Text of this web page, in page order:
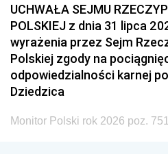
UCHWAŁA SEJMU
POLSKIEJ z dnia 31 lipca
wyrażenia przez Sejm
Polskiej zgody na
odpowiedzialności karnej
Dziedzica
Monitor Polski rok 2026 poz. 751